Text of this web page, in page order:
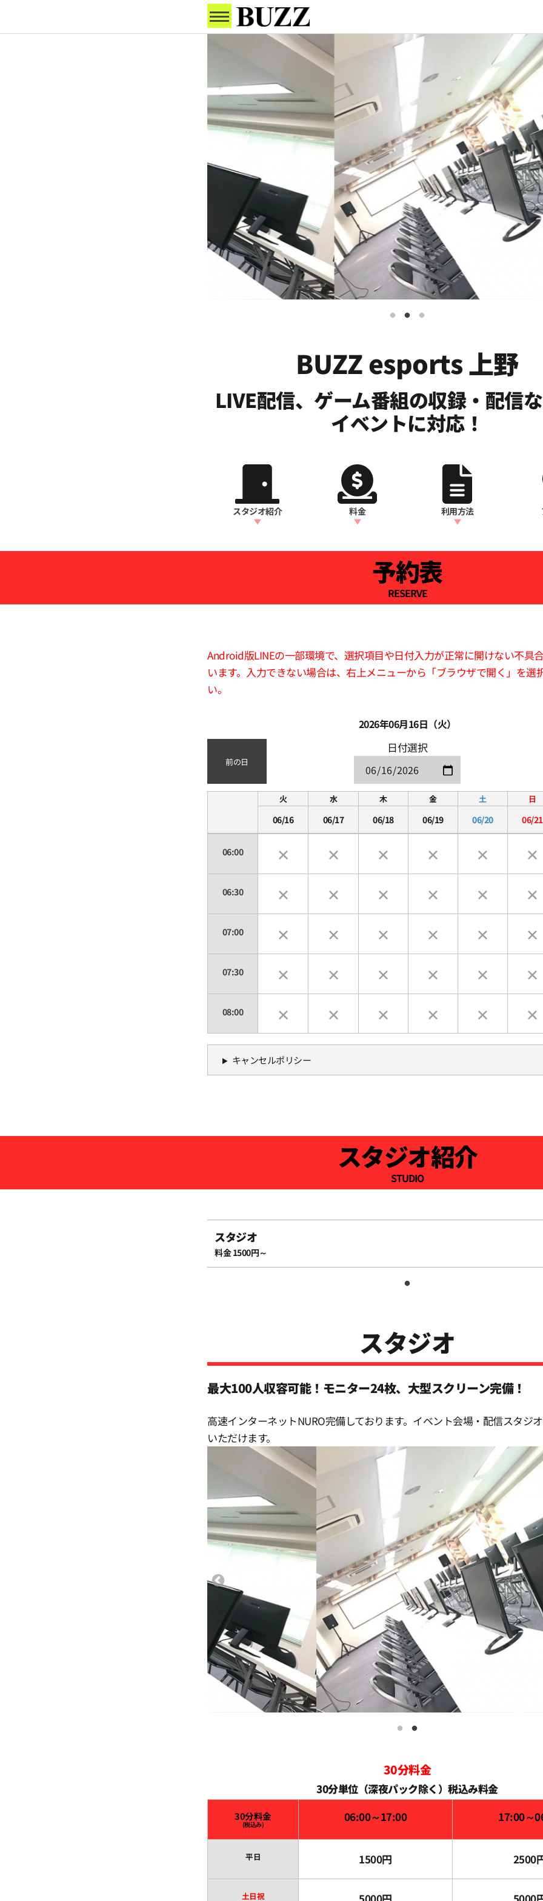
BUZZ esports 上野
LIVE配信、ゲーム番組の収録・配信
イベントに対応！
スタジオ紹介 料金 利用方法
予約表
RESERVE
Android版LINEの一部環境で、選択項目や日付入力が正常に開けない不具
います。入力できない場合は、右上メニューから「ブラウザで開く」を選
い。
2026年06月16日（火）
前の日
日付選択
火
06/16
水
06/17
木
06/18
金
06/19
土
06/20
日
06/21
06:00
06:30
07:00
07:30
08:00
11:00
14:30
15:30
16:00
16:30
18:00
19:00
キャンセルポリシー
スタジオ紹介
STUDIO
スタジオ
料金 1500円～
スタジオ
最大100人収容可能！モニター24枚、大型スクリーン完備！
高速インターネットNURO完備しております。イベント会場・配信スタジ
いただけます。
30分料金
30分単位（深夜パック除く）税込み料金
30分料金
(税込み)
06:00～17:00 17:00～
平日 1500円 2500
土日祝